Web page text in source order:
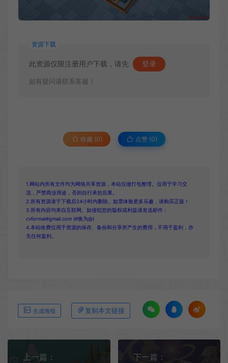
资源下载
此资源仅限注册用户下载，请先 登录
如有疑问请联系客服！
收藏 (0) 点赞 (0)
1.网站内所有文件均为网络共享资源，本站仅做打包整理。仅用于学习交
流，严禁商业用途，否则自行承担后果。
2.所有资源请于下载后24小时内删除。如需体验更多乐趣，请购买正版！
3.所有内容均来自互联网。如侵犯您的版权或利益请发送邮件：
cvformat#gmail.com (#换为@)
4.本站收费仅用于资源的保存、备份和分享所产生的费用，不用于盈利，亦
无任何盈利。
生成海报 复制本文链接
上一篇：
下一篇：